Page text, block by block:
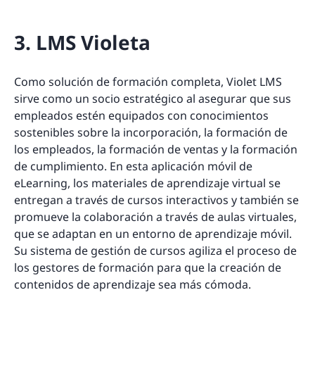
3. LMS Violeta
Como solución de formación completa, Violet LMS
sirve como un socio estratégico al asegurar que sus
empleados estén equipados con conocimientos
sostenibles sobre la incorporación, la formación de
los empleados, la formación de ventas y la formación
de cumplimiento. En esta aplicación móvil de
eLearning, los materiales de aprendizaje virtual se
entregan a través de cursos interactivos y también se
promueve la colaboración a través de aulas virtuales,
que se adaptan en un entorno de aprendizaje móvil.
Su sistema de gestión de cursos agiliza el proceso de
los gestores de formación para que la creación de
contenidos de aprendizaje sea más cómoda.